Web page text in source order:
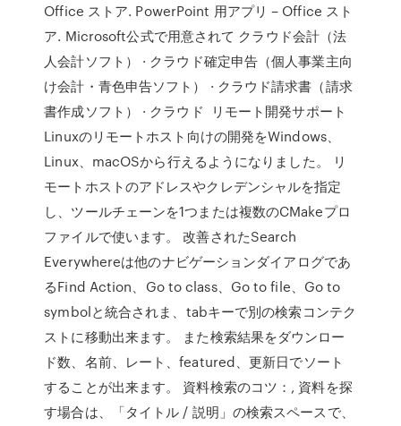
Office ストア. PowerPoint 用アプリ – Office スト
ア. Microsoft公式で用意されて クラウド会計（法
人会計ソフト） · クラウド確定申告（個人事業主向
け会計・青色申告ソフト） · クラウド請求書（請求
書作成ソフト） · クラウド リモート開発サポート
Linuxのリモートホスト向けの開発をWindows、
Linux、macOSから行えるようになりました。 リ
モートホストのアドレスやクレデンシャルを指定
し、ツールチェーンを1つまたは複数のCMakeプロ
ファイルで使います。 改善されたSearch
Everywhereは他のナビゲーションダイアログであ
るFind Action、Go to class、Go to file、Go to
symbolと統合されま、tabキーで別の検索コンテク
ストに移動出来ます。 また検索結果をダウンロー
ド数、名前、レート、featured、更新日でソート
することが出来ます。 資料検索のコツ：, 資料を探
す場合は、「タイトル / 説明」の検索スペースで、